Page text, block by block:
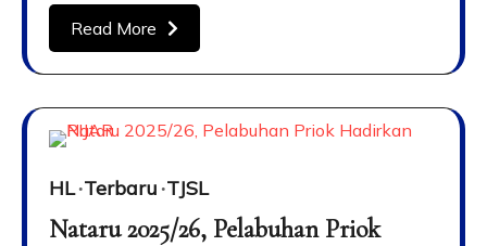
Read More
HL Terbaru TJSL
Nataru 2025/26, Pelabuhan Priok